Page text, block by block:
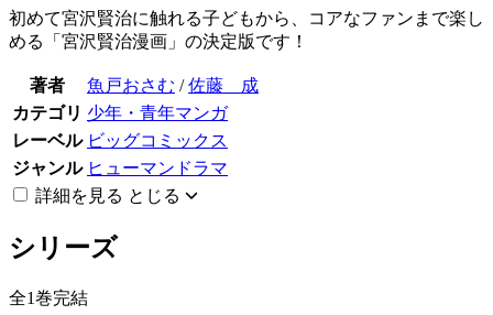
初めて宮沢賢治に触れる子どもから、コアなファンまで楽し
める「宮沢賢治漫画」の決定版です！
著者 魚戸おさむ /佐藤 成
カテゴリ 少年・青年マンガ
レーベル ビッグコミックス
ジャンル ヒューマンドラマ
詳細を見る とじる
シリーズ
全1巻完結